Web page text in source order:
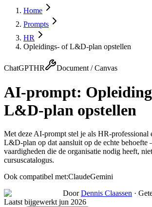
Home
Prompts
HR
Opleidings- of L&D-plan opstellen
ChatGPTHR Document / Canvas
AI-prompt:
L&D-plan opstellen
Met deze AI-prompt stel je als HR-professional
L&D-plan op dat aansluit op de echte
vaardigheden die de organisatie nodig heeft,
cursuscatalogus.
Ook compatibel met:ClaudeGemini
Door Dennis Claassen ·
Laatst bijgewerkt jun 2026